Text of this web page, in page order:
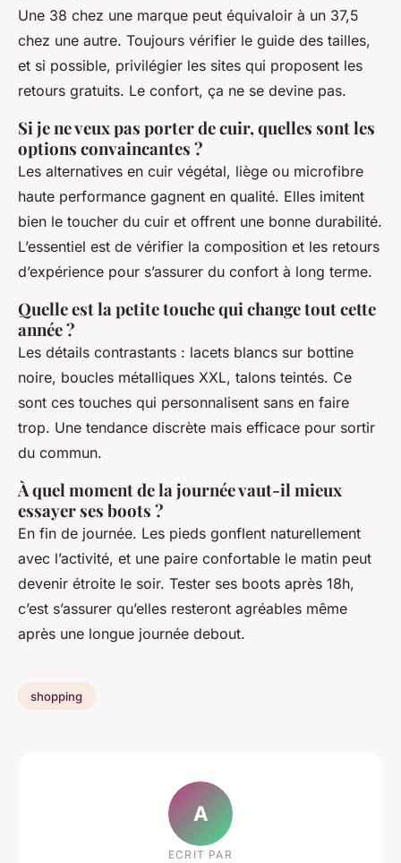
Une 38 chez une marque peut équivaloir à un 37,5
chez une autre. Toujours vérifier le guide des tailles,
et si possible, privilégier les sites qui proposent les
retours gratuits. Le confort, ça ne se devine pas.
Si je ne veux pas porter de cuir, quelles sont les
options convaincantes ?
Les alternatives en cuir végétal, liège ou microfibre
haute performance gagnent en qualité. Elles imitent
bien le toucher du cuir et offrent une bonne durabilité.
L’essentiel est de vérifier la composition et les retours
d’expérience pour s’assurer du confort à long terme.
Quelle est la petite touche qui change tout cette
année ?
Les détails contrastants : lacets blancs sur bottine
noire, boucles métalliques XXL, talons teintés. Ce
sont ces touches qui personnalisent sans en faire
trop. Une tendance discrète mais efficace pour sortir
du commun.
À quel moment de la journée vaut-il mieux
essayer ses boots ?
En fin de journée. Les pieds gonflent naturellement
avec l’activité, et une paire confortable le matin peut
devenir étroite le soir. Tester ses boots après 18h,
c’est s’assurer qu’elles resteront agréables même
après une longue journée debout.
shopping
A
ECRIT PAR